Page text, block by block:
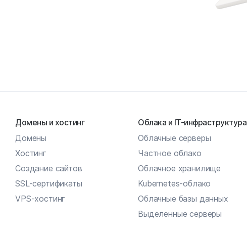
Домены и хостинг
Домены
Хостинг
Создание сайтов
SSL-сертификаты
VPS-хостинг
Облака и IT-инфраструктура
Облачные серверы
Частное облако
Облачное хранилище
Kubernetes-облако
Облачные базы данных
Выделенные серверы